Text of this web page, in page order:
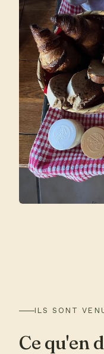
ILS SONT
Ce qu'en